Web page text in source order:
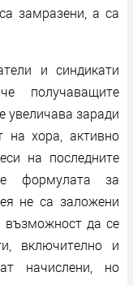
замразени, а са
и синдикати
получаващите
увеличава заради
на хора, активно
на последните
формулата за
не са заложени
възможност да се
включително и
начислени, но